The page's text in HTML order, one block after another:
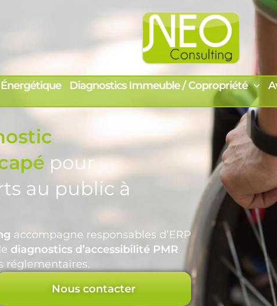
Diagnostics Immeuble / Copropriété
pour
au public à
accompagne responsables d’ERP
diagnostics d’accessibilité PMR
réglementaires.
Nous contacter